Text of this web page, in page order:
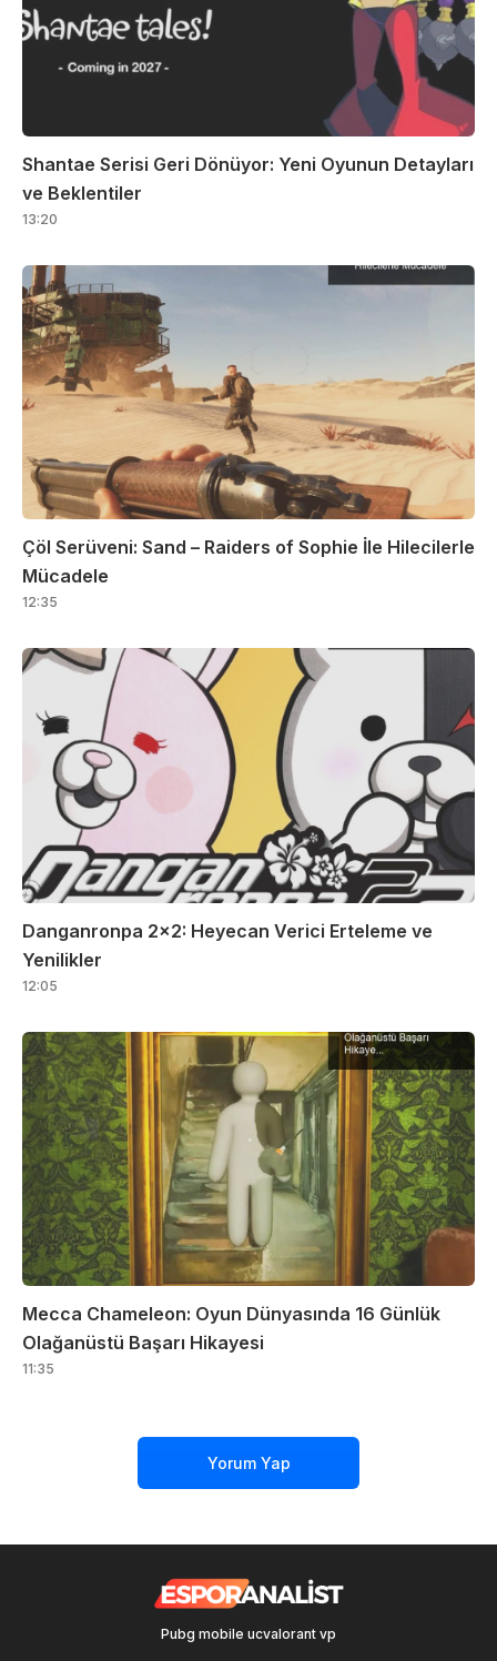
Shantae Serisi Geri Dönüyor: Yeni Oyunun Detayları
ve Beklentiler
13:20
Çöl Serüveni: Sand – Raiders of Sophie İle Hilecilerle
Mücadele
12:35
Danganronpa 2×2: Heyecan Verici Erteleme ve
Yenilikler
12:05
Mecca Chameleon: Oyun Dünyasında 16 Günlük
Olağanüstü Başarı Hikayesi
11:35
Yorum Yap
Pubg mobile ucvalorant vp